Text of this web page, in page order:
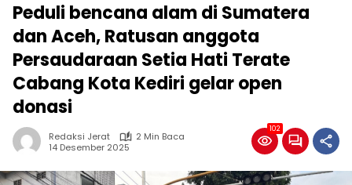
Peduli bencana alam di Sumatera
dan Aceh, Ratusan anggota
Persaudaraan Setia Hati Terate
Cabang Kota Kediri gelar open
donasi
Redaksi Jerat
2 Min Baca
14 Desember 2025
102